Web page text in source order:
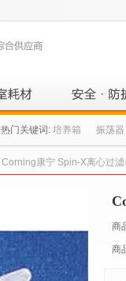
热门关键词: 培养箱 振荡器
Corning康宁 Spin-X离心过
商
商